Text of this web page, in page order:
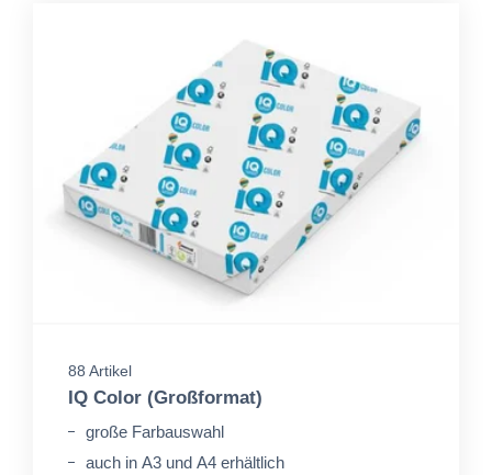
88 Artikel
IQ Color (Großformat)
große Farbauswahl
auch in A3 und A4 erhältlich